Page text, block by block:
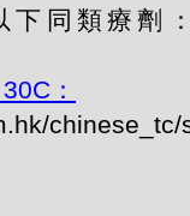
同類療劑
：
chinese_tc/